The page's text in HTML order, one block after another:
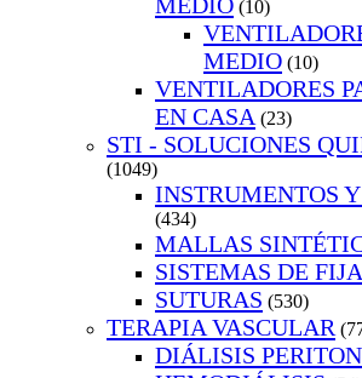
(10)
MEDIO (10)
VENTILADORES
EN CASA (23)
STI - SOLUCIONES
(1049)
INSTRUMENTOS
(434)
MALLAS
SISTEMAS DE
SUTURAS (530)
TERAPIA VASCULAR
DIÁLISIS